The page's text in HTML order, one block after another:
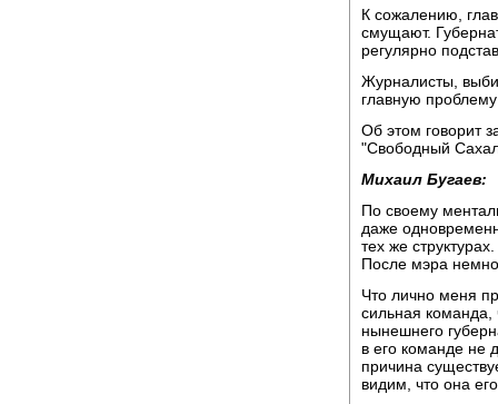
К сожалению,
смущают.
регулярно
Журналисты,
главную
Об этом говорит
"Свободный
Михаил Бугаев:
По своему
даже
тех же
После мэра
Что лично меня
сильная
нынешнего
в его команде не
причина
видим, что она